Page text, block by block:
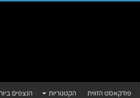
פודקאסט הזווית הקטגוריות הנצפים